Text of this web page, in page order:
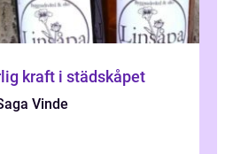
naturlig kraft i städskåpet
Vinde